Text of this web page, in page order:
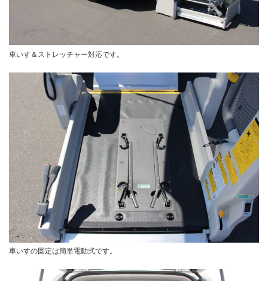
車いす＆ストレッチャー対応です。
車いすの固定は簡単電動式です。